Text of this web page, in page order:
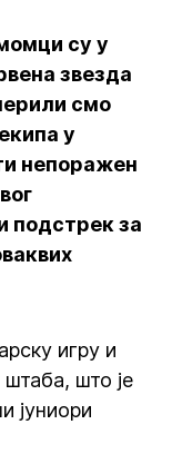
су у
звезда
смо
у
непоражен
подстрек за
игру и
што је
јуниори